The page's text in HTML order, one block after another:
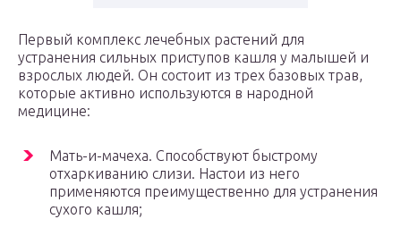
Первый комплекс лечебных растений для
устранения сильных приступов кашля у малышей и
взрослых людей. Он состоит из трех базовых трав,
которые активно используются в народной
медицине:
Мать-и-мачеха. Способствуют быстрому
отхаркиванию слизи. Настои из него
применяются преимущественно для устранения
сухого кашля;